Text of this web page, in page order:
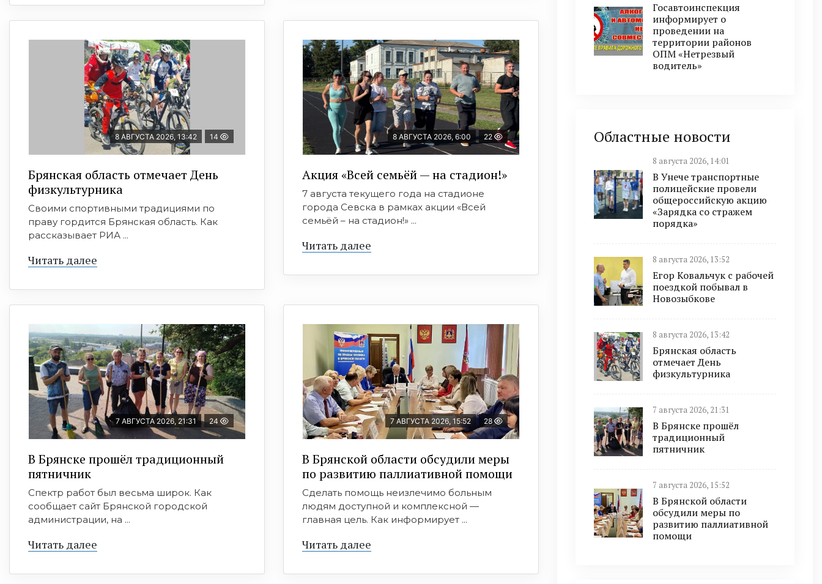
8 АВГУСТА 2026, 13:42 14
Брянская область отмечает День
физкультурника
Своими спортивными традициями по
праву гордится Брянская область. Как
рассказывает РИА ...
Читать далее
8 АВГУСТА 2026, 6:00 22
Акция «Всей семьёй — на стадион!»
7 августа текущего года на стадионе
города Севска в рамках акции «Всей
семьёй – на стадион!» ...
Читать далее
7 АВГУСТА 2026, 21:31 24
В Брянске прошёл традиционный
пятничник
Спектр работ был весьма широк. Как
сообщает сайт Брянской городской
администрации, на ...
Читать далее
7 АВГУСТА 2026, 15:52 28
В Брянской области обсудили меры
по развитию паллиативной помощи
Сделать помощь неизлечимо больным
людям доступной и комплексной —
главная цель. Как информирует ...
Читать далее
Госавтоинспекция
информирует о
проведении на
территории районов
ОПМ «Нетрезвый
водитель»
Областные новости
8 августа 2026, 14:01
В Унече транспортные
полицейские провели
общероссийскую акцию
«Зарядка со стражем
порядка»
8 августа 2026, 13:52
Егор Ковальчук с рабочей
поездкой побывал в
Новозыбкове
8 августа 2026, 13:42
Брянская область
отмечает День
физкультурника
7 августа 2026, 21:31
В Брянске прошёл
традиционный
пятничник
7 августа 2026, 15:52
В Брянской области
обсудили меры по
развитию паллиативной
помощи